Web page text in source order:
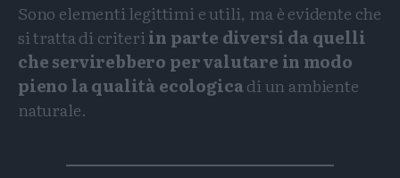
Sono elementi legittimi e utili, ma è evidente che
si tratta di criteriin parte diversi da quelli
che servirebbero per valutare in modo
pieno la qualità ecologicadi un ambiente
naturale.